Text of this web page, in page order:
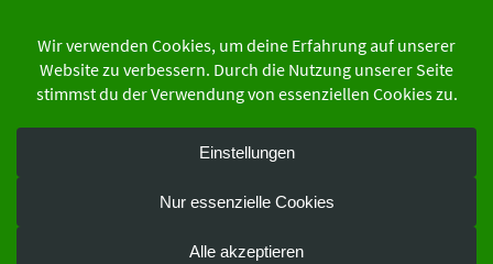
springen
der Schutzgemeinschaft Deutscher Wald
Bundesverband e.V.
die info 3-2018